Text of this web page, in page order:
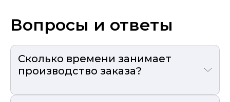
Вопросы и ответы
Сколько времени занимает
производство заказа?